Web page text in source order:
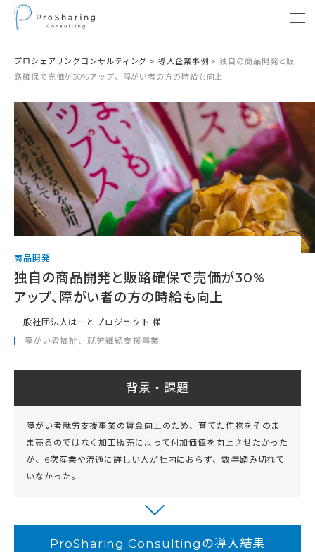
プロシェアリングコンサルティング >導入企業事例 > 独自の商品開発と販
路確保で売価が30%アップ、障がい者の方の時給も向上
商品開発
独自の商品開発と販路確保で売価が30%
アップ、障がい者の方の時給も向上
一般社団法人はーとプロジェクト 様
障がい者福祉、就労継続支援事業
背景・課題
障がい者就労支援事業の賃金向上のため、育てた作物をそのま
ま売るのではなく加工販売によって付加価値を向上させたかった
が、6次産業や流通に詳しい人が社内におらず、数年踏み切れて
いなかった。
ProSharing Consultingの導入結果